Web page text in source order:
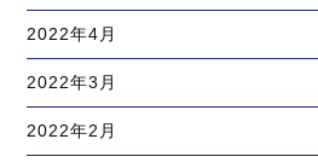
2022年4月
2022年3月
2022年2月